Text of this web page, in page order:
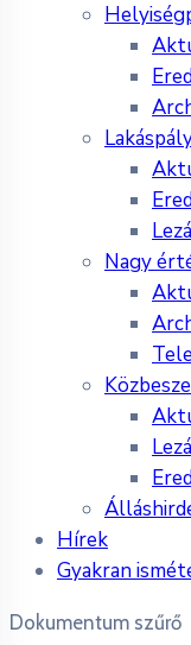
Nagy
Hírek
Gyakran
Dokumentum szűrő